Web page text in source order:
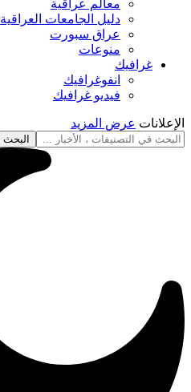
معالم عراقية
دليل الجامعات العراقية
عراق سبورت
منوعات
غرافيك
انفوغرافيك
فيديو غرافيك
الإعلانات عرض المزيد